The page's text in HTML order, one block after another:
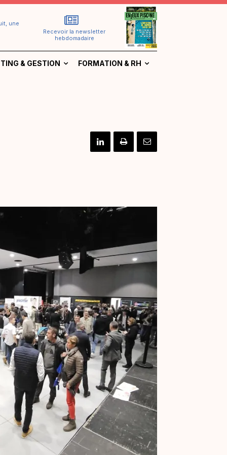
une
Recevoir la newsletter
hebdomadaire
& GESTION FORMATION & RH